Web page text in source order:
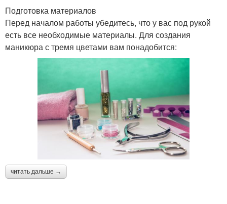
Подготовка материалов
Перед началом работы убедитесь, что у вас под рукой
есть все необходимые материалы. Для создания
маникюра с тремя цветами вам понадобится:
читать дальше →